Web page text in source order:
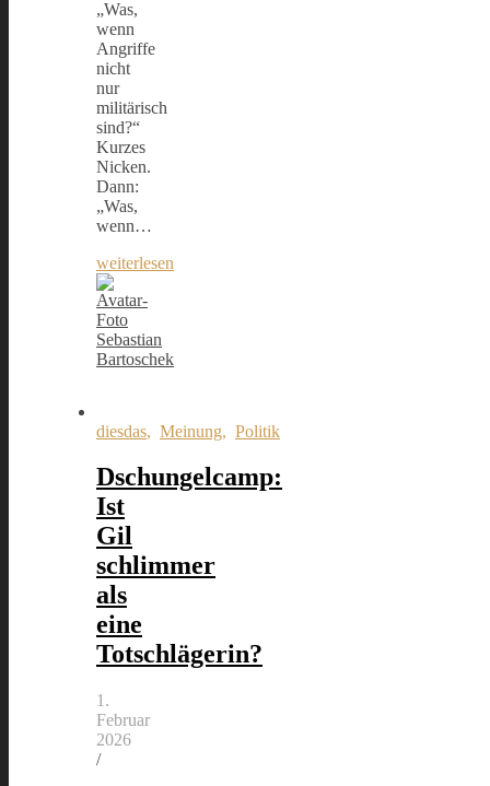
„Was,
wenn
Angriffe
nicht
nur
militärisch
sind?“
Kurzes
Nicken.
Dann:
„Was,
wenn…
weiterlesen
Sebastian
Bartoschek
diesdas, Meinung, Politik
Dschungelcamp:
Ist
Gil
schlimmer
als
eine
Totschlägerin?
1.
Februar
2026
/